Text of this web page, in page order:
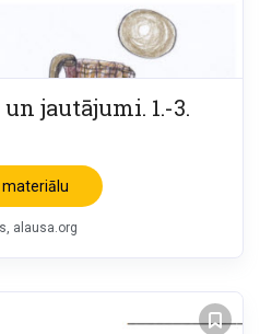
jautājumi. 1.-3.
materiālu
alausa.org